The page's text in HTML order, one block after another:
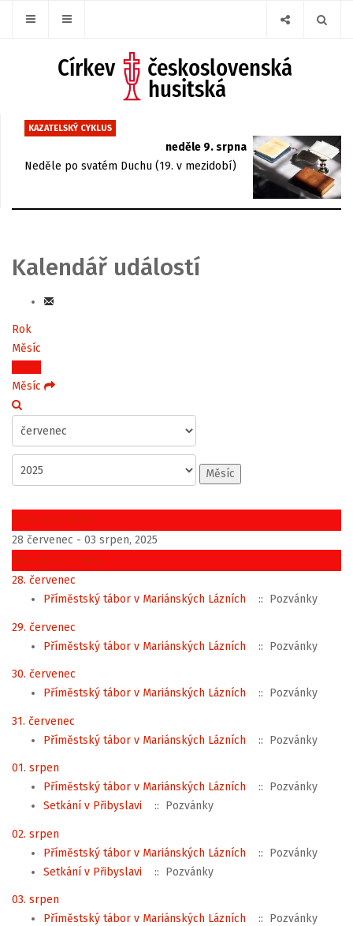
KAZATELSKÝ CYKLUS
neděle 9. srpna
Neděle po svatém Duchu (19. v mezidobí)
Kalendář událostí
Rok
Měsíc
Týden
Měsíc
Měsíc
Předchozí týden
28 červenec - 03 srpen, 2025
Následující týden
28. červenec
Příměstský tábor v Mariánských Lázních
:: Pozvánky
29. červenec
Příměstský tábor v Mariánských Lázních
:: Pozvánky
30. červenec
Příměstský tábor v Mariánských Lázních
:: Pozvánky
31. červenec
Příměstský tábor v Mariánských Lázních
:: Pozvánky
01. srpen
Příměstský tábor v Mariánských Lázních
:: Pozvánky
Setkání v Přibyslavi
:: Pozvánky
02. srpen
Příměstský tábor v Mariánských Lázních
:: Pozvánky
Setkání v Přibyslavi
:: Pozvánky
03. srpen
Příměstský tábor v Mariánských Lázních
:: Pozvánky